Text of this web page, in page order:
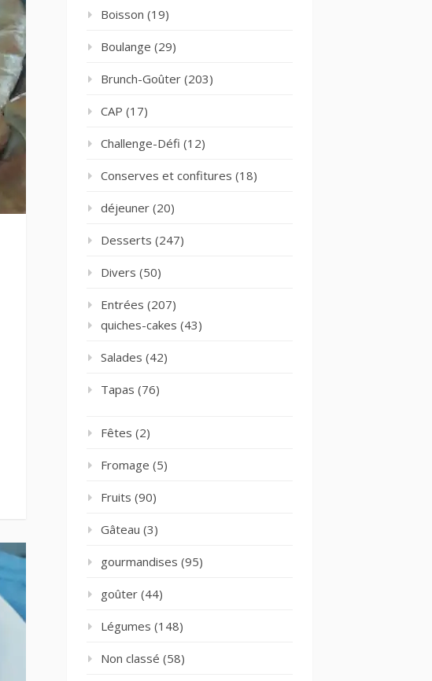
Boisson (19)
Boulange (29)
Brunch-Goûter (203)
CAP (17)
Challenge-Défi (12)
Conserves et confitures (18)
déjeuner (20)
Desserts (247)
Divers (50)
Entrées (207)
quiches-cakes (43)
Salades (42)
Tapas (76)
Fêtes (2)
Fromage (5)
Fruits (90)
Gâteau (3)
gourmandises (95)
goûter (44)
Légumes (148)
Non classé (58)